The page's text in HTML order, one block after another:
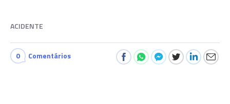
ACIDENTE
0 Comentários